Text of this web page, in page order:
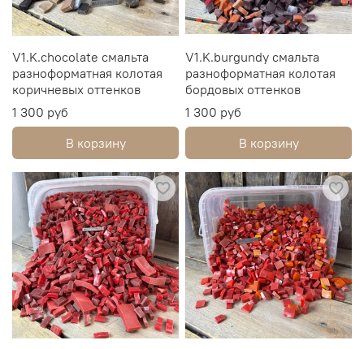
V1.K.chocolate смальта
разноформатная колотая
коричневых оттенков
1 300 руб
В корзину
V1.K.burgundy смальта
разноформатная колотая
бордовых оттенков
1 300 руб
В корзину